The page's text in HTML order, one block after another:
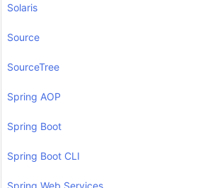
Solaris
Source
SourceTree
Spring AOP
Spring Boot
Spring Boot CLI
Spring Web Services